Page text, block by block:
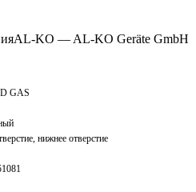
AL-KO — AL-KO Geräte GmbH
GAS
нижнее отверстие